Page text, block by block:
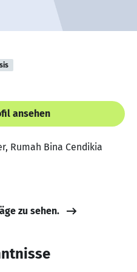
ansehen
Rumah Bina Cendikia
zu sehen.